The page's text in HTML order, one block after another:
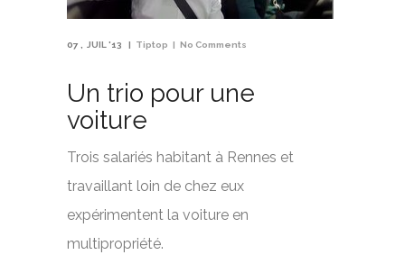
07 JUIL '13 Tiptop No Comments
Un trio pour une
voiture
Trois salariés habitant à Rennes et
travaillant loin de chez eux
expérimentent la voiture en
multipropriété.